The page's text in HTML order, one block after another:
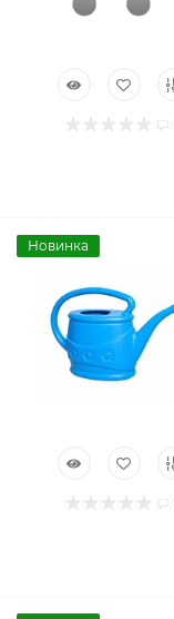
Новинка